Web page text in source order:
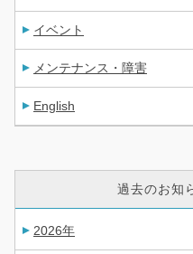
イベント
メンテナンス・障害
English
過去のお知
2026年